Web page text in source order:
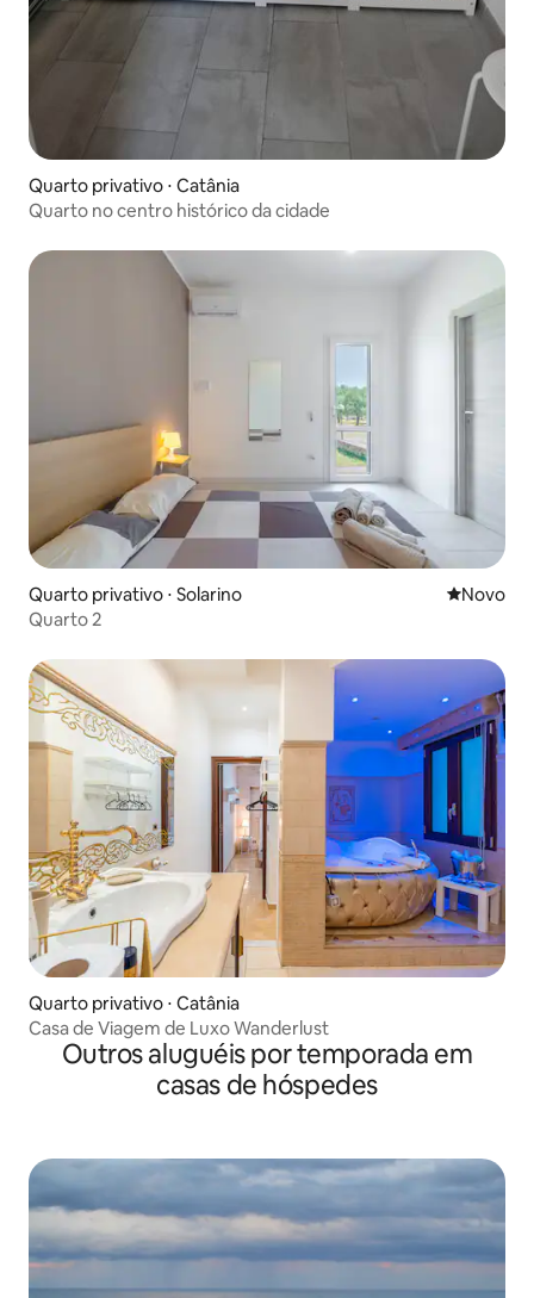
Quarto privativo ⋅ Catânia
Quarto no centro histórico da cidade
Quarto privativo ⋅ Solarino Novo
Novo
Quarto 2
Quarto privativo ⋅ Catânia
Casa de Viagem de Luxo Wanderlust
Outros aluguéis por temporada em
casas de hóspedes